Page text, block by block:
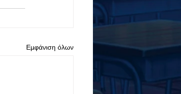
Εμφάνιση όλων